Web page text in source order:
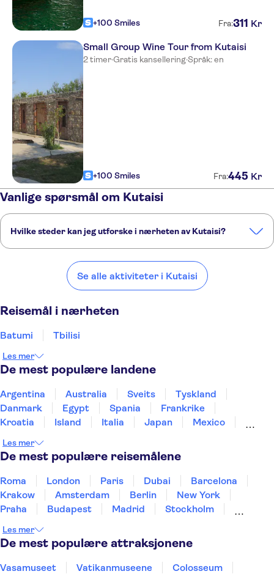
+100 Smiles Fra:311 Kr
Small Group Wine Tour from Kutaisi
2 timer·Gratis kansellering·Språk: en
+100 Smiles Fra:445 Kr
Vanlige spørsmål om Kutaisi
Hvilke steder kan jeg utforske i nærheten av Kutaisi?
Yerevan Trabzon Baku
Se alle aktiviteter i Kutaisi
Reisemål i nærheten
Batumi Tbilisi
Les mer
De mest populære landene
Argentina Australia Sveits
Tyskland
Danmark
Egypt Spania
Frankrike
Kroatia
Island Italia Japan
Mexico
Sverige
Thailand Tyrkia
Les mer
De mest populære reisemålene
Roma London Paris Dubai
Barcelona
Krakow
Amsterdam Berlin
New York
Praha
Budapest Madrid
Stockholm
Alicante
Les mer
De mest populære attraksjonene
Vasamuseet Vatikanmuseene
Colosseum